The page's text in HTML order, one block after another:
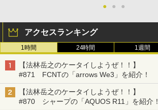
● ● ●
アクセスランキング
1時間 24時間 1週間
【法林岳之のケータイしようぜ！！】
#871 FCNTの「arrows We3」を紹介！
【法林岳之のケータイしようぜ！！】
#870 シャープの「AQUOS R11」を紹介！